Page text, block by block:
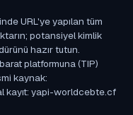
URL'ye yapılan tüm
potansiyel kimlik
hazır tutun.
platformuna (TIP)
kaynak:
kayıt: yapi-worldcebte.cf